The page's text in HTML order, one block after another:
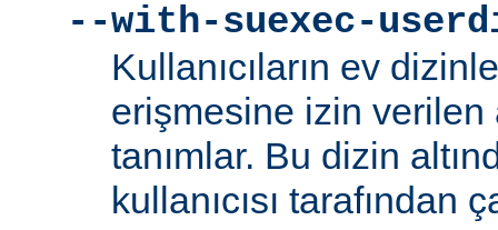
--with-suexec-
Kullanıcıların ev
erişmesine izin
tanımlar. Bu dizin
kullanıcısı tarafından